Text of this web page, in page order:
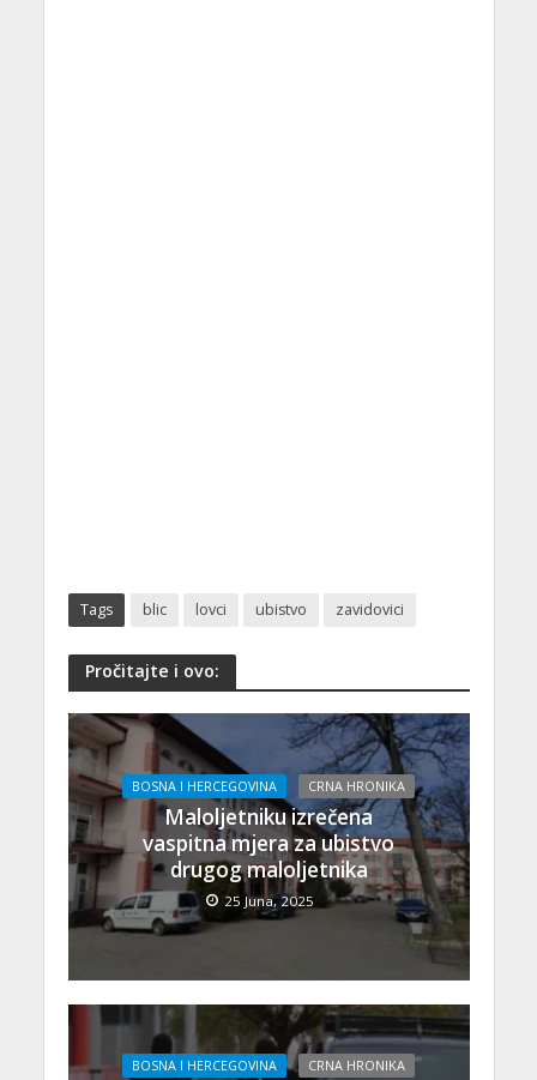
Tags blic lovci ubistvo zavidovici
Pročitajte i ovo:
BOSNA I HERCEGOVINA CRNA HRONIKA
Maloljetniku izrečena
vaspitna mjera za ubistvo
drugog maloljetnika
25 Juna, 2025
BOSNA I HERCEGOVINA CRNA HRONIKA